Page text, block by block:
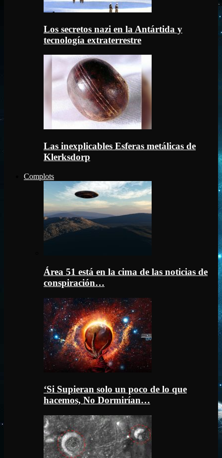
Los secretos nazi en la Antártida y
tecnología extraterrestre
Las inexplicables Esferas metálicas de
Klerksdorp
Complots
Área 51 está en la cima de las noticias de
conspiración…
‘Si Supieran solo un poco de lo que
hacemos, No Dormirían…